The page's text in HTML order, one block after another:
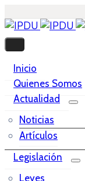
Inicio
Quienes Somos
Actualidad
Noticias
Artículos
Legislación
Leyes